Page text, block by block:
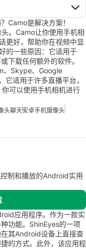
Camo是解决方案！
。Camo让你使用手机相
更好，帮助你在视频中显
的一些原因：它适用于
下载任何额外的软件。
、Skype、Google
适用于许多直播平台，
可以使用手机相机进行
头聊天安卓手机摄像头
制和播放的Android实用
应用程序。作为一款实
功能。ShinEyes的一项
其Android设备上直接查
的方式。此外，该应用程